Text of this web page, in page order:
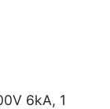
6kA, 1